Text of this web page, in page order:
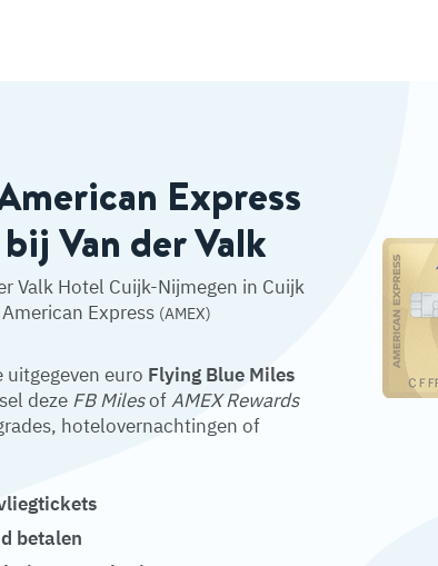
Express
Van der Valk
Valk Hotel Cuijk-Nijmegen in Cuijk
Express (AMEX)
euro Flying Blue Miles
deze FB MilesofAMEX Rewards
hotelovernachtingen of
betalen